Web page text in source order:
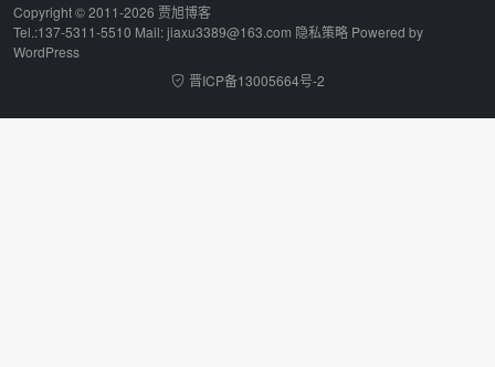
Copyright © 2011-2026 贾旭博客
Tel.:137-5311-5510 Mail: jiaxu3389@163.com 隐私策略 Powered by
WordPress
晋ICP备13005664号-2